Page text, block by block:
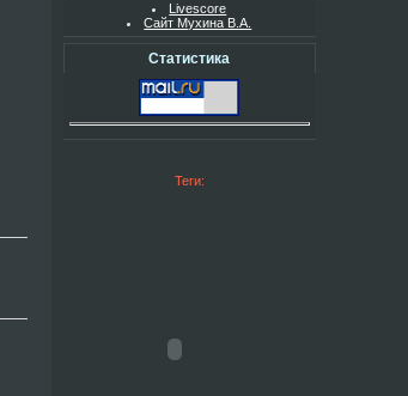
Livescore
Сайт Мухина В.А.
Статистика
Теги: